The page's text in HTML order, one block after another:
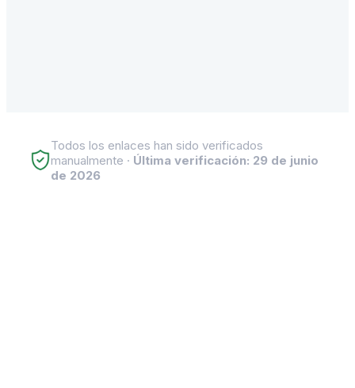
Todos los enlaces han sido verificados
manualmente · Última verificación: 29 de junio
de 2026